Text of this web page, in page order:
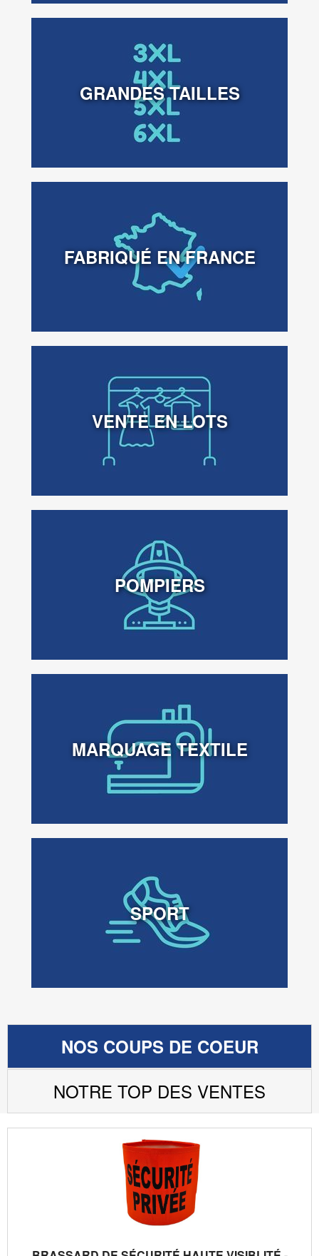
GRANDES TAILLES
FABRIQUÉ EN FRANCE
VENTE EN LOTS
POMPIERS
MARQUAGE TEXTILE
SPORT
NOS COUPS DE COEUR
NOTRE TOP DES VENTES